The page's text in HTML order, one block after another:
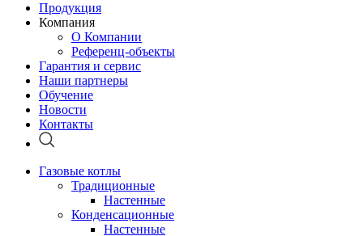
Продукция
Компания
О Компании
Референц-объекты
Гарантия и сервис
Наши партнеры
Обучение
Новости
Контакты
Газовые котлы
Традиционные
Настенные
Конденсационные
Настенные